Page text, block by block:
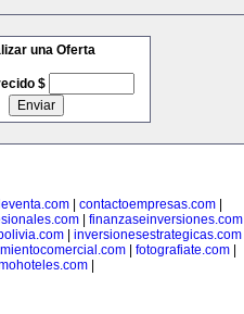
una Oferta
$
contactoempresas.com
finanzaseinversiones.com
| inversionesestrategicas.com|
| fotografiate.com|
|